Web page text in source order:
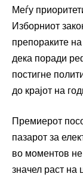
Меѓу
Изборниот
препораките
дека поради
постигне
до крајот на
Премиерот
пазарот за
во моментов
значел раст на